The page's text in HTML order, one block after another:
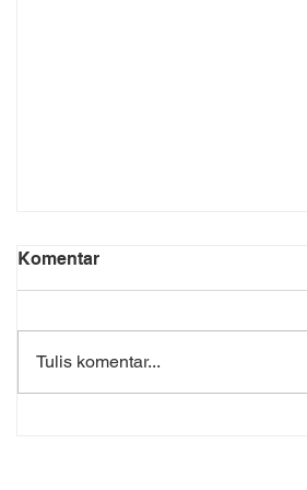
Komentar
Tulis komentar...